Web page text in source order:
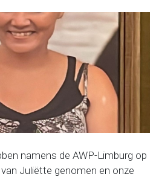
namens de AWP-Limburg op
Juliëtte genomen en onze